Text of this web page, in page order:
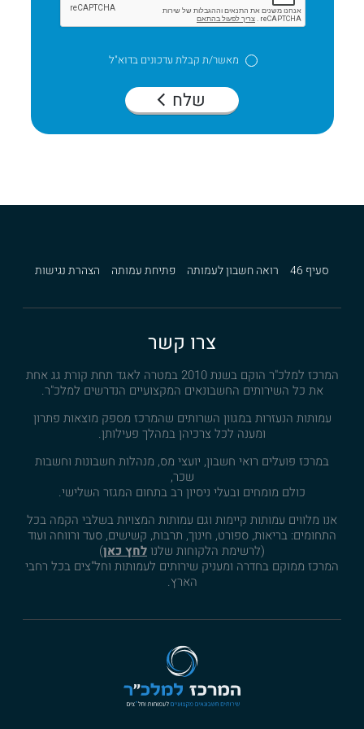
מאשר/ת קבלת עדכונים בדוא"ל
שלח
סעיף 46 רואה חשבון לעמותה פתיחת עמותה הצהרת נגישות
צרו קשר
המרכז למלכ"ר הוקם בשנת 2010 במטרה לאגד תחת קורת גג אחת
את כל השירותים החשבונאים המקצועיים הנדרשים למלכ"ר.
עמותות הנעזרות במגוון השרותים שהמרכז מספק מוצאות פתרון
ומענה לכל צרכיהן במהלך פעילותן.
במרכז פועלים רואי חשבון, יועצי מס, מנהלות חשבונות וחשבות
שכר,
כולם מומחים ובעלי ניסיון רב בתחום המגזר השלישי.
אנו מלווים עמותות קיימות וגם עמותות המצויות בשלבי הקמה בכל
התחומים: בריאות, ספורט, חינוך, תרבות, קשישים, סעד ורווחה ועוד
(לרשימת הלקוחות שלנו לחץ כאן)
המרכז ממוקם בחדרה ומעניק שירותים לעמותות וחל"צים בכל רחבי
הארץ.